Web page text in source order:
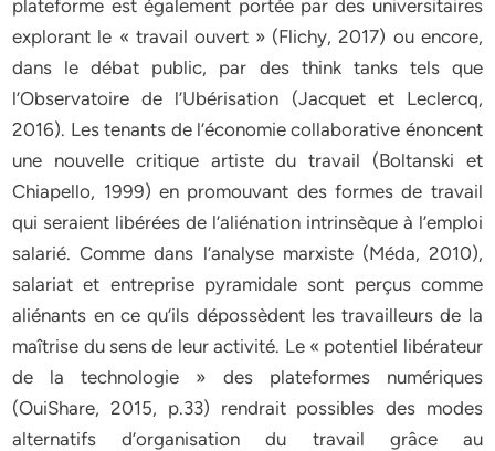
plateforme est également portée par des universitaires
explorant le « travail ouvert » (Flichy, 2017) ou encore,
dans le débat public, par des think tanks tels que
l’Observatoire de l’Ubérisation (Jacquet et Leclercq,
2016). Les tenants de l’économie collaborative énoncent
une nouvelle critique artiste du travail (Boltanski et
Chiapello, 1999) en promouvant des formes de travail
qui seraient libérées de l’aliénation intrinsèque à l’emploi
salarié. Comme dans l’analyse marxiste (Méda, 2010),
salariat et entreprise pyramidale sont perçus comme
aliénants en ce qu’ils dépossèdent les travailleurs de la
maîtrise du sens de leur activité. Le « potentiel libérateur
de la technologie » des plateformes numériques
(OuiShare, 2015, p.33) rendrait possibles des modes
alternatifs d’organisation du travail grâce au